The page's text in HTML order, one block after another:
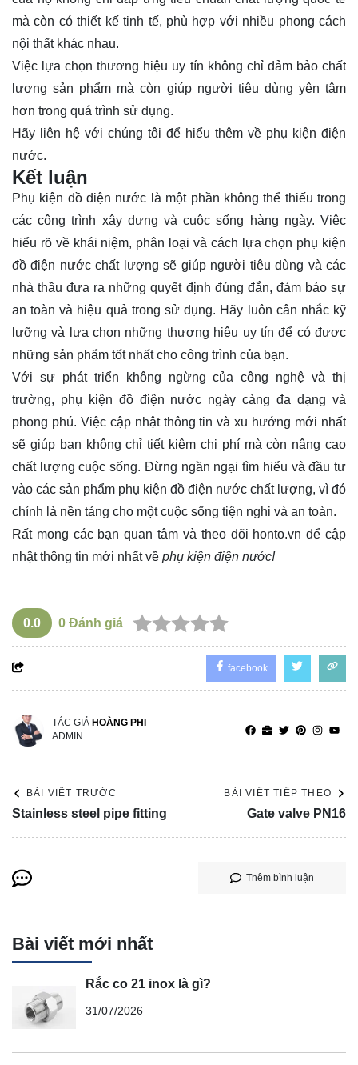
mà còn có thiết kế tinh tế, phù hợp với nhiều phong cách
nội thất khác nhau.
Việc lựa chọn thương hiệu uy tín không chỉ đảm bảo chất
lượng sản phẩm mà còn giúp người tiêu dùng yên tâm
hơn trong quá trình sử dụng.
Hãy
liên hệ với chúng tôi để hiểu thêm về phụ kiện điện
nước.
Kết luận
Phụ kiện đồ điện nước là một phần không thể thiếu trong
các công trình xây dựng và cuộc sống hàng ngày. Việc
hiểu rõ về khái niệm, phân loại và cách lựa chọn phụ kiện
đồ điện nước chất lượng sẽ giúp người tiêu dùng và các
nhà thầu đưa ra những quyết định đúng đắn, đảm bảo sự
an toàn và hiệu quả trong sử dụng. Hãy luôn cân nhắc kỹ
lưỡng và lựa chọn những thương hiệu uy tín để có được
những sản phẩm tốt nhất cho công trình của bạn.
Với sự phát triển không ngừng của công nghệ và thị
trường, phụ kiện đồ điện nước ngày càng đa dạng và
phong phú. Việc cập nhật thông tin và xu hướng mới nhất
sẽ giúp bạn không chỉ tiết kiệm chi phí mà còn nâng cao
chất lượng cuộc sống. Đừng ngần ngại tìm hiểu và đầu tư
vào các sản phẩm phụ kiện đồ điện nước chất lượng, vì đó
chính là nền tảng cho một cuộc sống tiện nghi và an toàn.
Rất mong các bạn quan tâm và theo dõi honto.vn để cập
nhật thông tin mới nhất về phụ kiện điện nước!
0.0 0 Đánh giá
facebook
TÁC GIẢ HOÀNG PHI
ADMIN
BÀI VIẾT TRƯỚC
Stainless steel pipe fitting
BÀI VIẾT TIẾP THEO
Gate valve PN16
Thêm bình luận
Bài viết mới nhất
Rắc co 21 inox là gì?
31/07/2026